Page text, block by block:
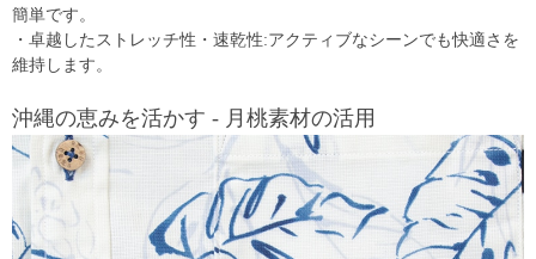
簡単です。
・卓越したストレッチ性・速乾性:アクティブなシーンでも快適さを
維持します。
沖縄の恵みを活かす - 月桃素材の活用